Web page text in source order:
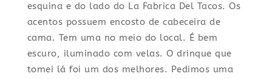
esquina e do lado do La Fabrica Del Tacos. Os
acentos possuem encosto de cabeceira de
cama. Tem uma no meio do local. É bem
escuro, iluminado com velas. O drinque que
tomei lá foi um dos melhores. Pedimos uma